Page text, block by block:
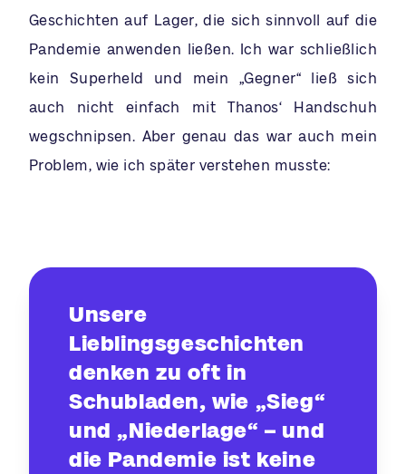
Geschichten auf Lager, die sich sinnvoll auf die
Pandemie anwenden ließen. Ich war schließlich
kein Superheld und mein „Gegner“ ließ sich
auch nicht einfach mit Thanos‘ Handschuh
wegschnipsen. Aber genau das war auch mein
Problem, wie ich später verstehen musste:
Unsere
Lieblingsgeschichten
denken zu oft in
Schubladen, wie „Sieg“
und „Niederlage“ – und
die Pandemie ist keine